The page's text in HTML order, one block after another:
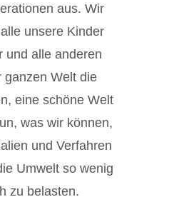
aus. Wir
unsere Kinder
und alle anderen
ganzen Welt die
eine schöne Welt
was wir können,
und Verfahren
Umwelt so wenig
zu belasten.